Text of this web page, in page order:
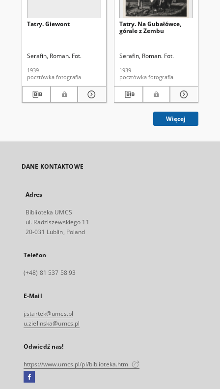
Tatry. Giewont
Serafin, Roman. Fot.
1939
pocztówka fotografia
Tatry. Na Gubałówce,
górale z Zembu
Serafin, Roman. Fot.
1939
pocztówka fotografia
Więcej
DANE KONTAKTOWE
Adres
Biblioteka UMCS
ul. Radziszewskiego 11
20-031 Lublin, Poland
Telefon
(+48) 81 537 58 93
E-Mail
j.startek@umcs.pl
u.zielinska@umcs.pl
Odwiedź nas!
https://www.umcs.pl/pl/biblioteka.htm
Facebook